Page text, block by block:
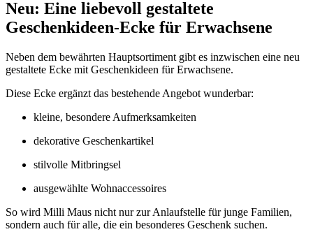
Neu: Eine liebevoll gestaltete
Geschenkideen-Ecke für Erwachsene
Neben dem bewährten Hauptsortiment gibt es inzwischen eine neu
gestaltete Ecke mit Geschenkideen für Erwachsene.
Diese Ecke ergänzt das bestehende Angebot wunderbar:
kleine, besondere Aufmerksamkeiten
dekorative Geschenkartikel
stilvolle Mitbringsel
ausgewählte Wohnaccessoires
So wird Milli Maus nicht nur zur Anlaufstelle für junge Familien,
sondern auch für alle, die ein besonderes Geschenk suchen.